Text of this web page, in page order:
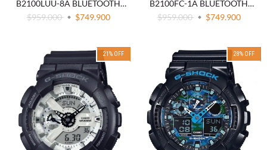
B2100LUU-8A BLUETOOTH
TOUGH SOLAR
$959.000 $749.900
B2100FC-1A BLUETOOTH
TOUGH SOLAR
$959.000 $749.900
21 % OFF 28% OFF